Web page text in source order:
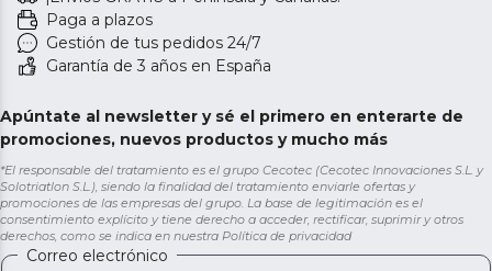
Paga a plazos
Gestión de tus pedidos 24/7
Garantía de 3 años en España
Apúntate al newsletter y sé el primero en enterarte de
promociones, nuevos productos y mucho más
*El responsable del tratamiento es el grupo Cecotec (Cecotec Innovaciones S.L. y
Solotriatlon S.L.), siendo la finalidad del tratamiento enviarle ofertas y
promociones de las empresas del grupo. La base de legitimación es el
consentimiento explícito y tiene derecho a acceder, rectificar, suprimir y otros
derechos, como se indica en nuestra Política de privacidad
Correo electrónico